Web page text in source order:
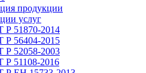
продукции
услуг
51870-2014
56404-2015
52058-2003
51108-2016